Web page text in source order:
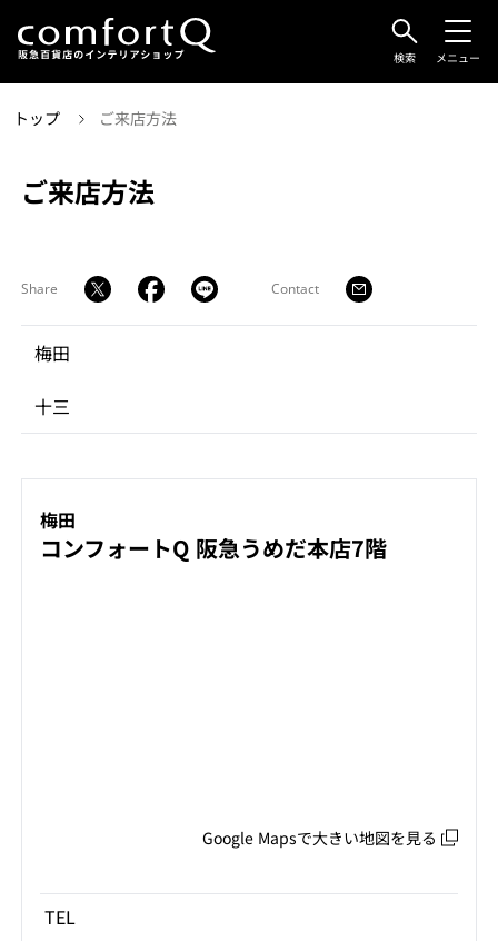
検索 メニュー
トップ ご来店方法
ご来店方法
Share Contact
梅田
十三
梅田
コンフォートQ 阪急うめだ本店7階
Google Mapsで大きい地図を見る
TEL